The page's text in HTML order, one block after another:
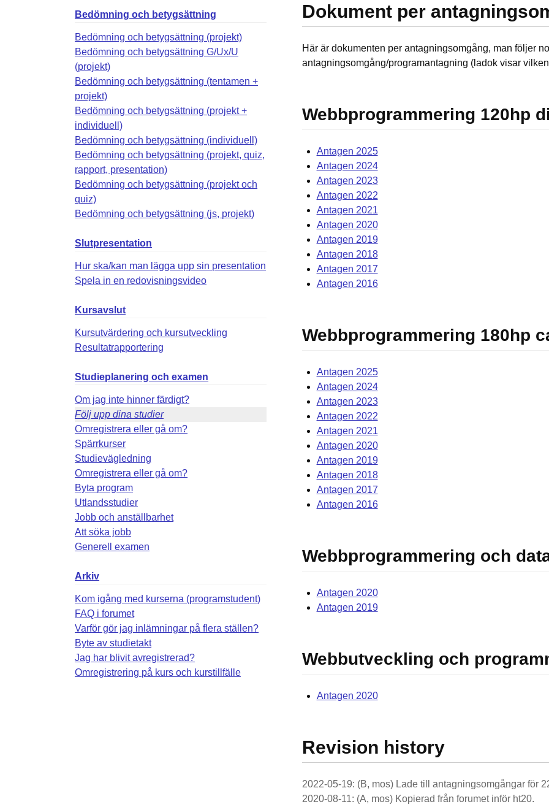
Bedömning och betygsättning
Bedömning och betygsättning (projekt)
Bedömning och betygsättning G/Ux/U
(projekt)
Bedömning och betygsättning (tentamen +
projekt)
Bedömning och betygsättning (projekt +
individuell)
Bedömning och betygsättning (individuell)
Bedömning och betygsättning (projekt, quiz,
rapport, presentation)
Bedömning och betygsättning (projekt och
quiz)
Bedömning och betygsättning (js, projekt)
Slutpresentation
Hur ska/kan man lägga upp sin presentation
Spela in en redovisningsvideo
Kursavslut
Kursutvärdering och kursutveckling
Resultatrapportering
Studieplanering och examen
Om jag inte hinner färdigt?
Följ upp dina studier
Omregistrera eller gå om?
Spärrkurser
Studievägledning
Omregistrera eller gå om?
Byta program
Utlandsstudier
Jobb och anställbarhet
Att söka jobb
Generell examen
Arkiv
Kom igång med kurserna (programstudent)
FAQ i forumet
Varför gör jag inlämningar på flera ställen?
Byte av studietakt
Jag har blivit avregistrerad?
Omregistrering på kurs och kurstillfälle
Dokument per
Här är dokumenten per antagningsomgång, man följer
antagningsomgång/programantagning (ladok visar
Webbprogrammering 120hp
Antagen 2025
Antagen 2024
Antagen 2023
Antagen 2022
Antagen 2021
Antagen 2020
Antagen 2019
Antagen 2018
Antagen 2017
Antagen 2016
Webbprogrammering 180hp
Antagen 2025
Antagen 2024
Antagen 2023
Antagen 2022
Antagen 2021
Antagen 2020
Antagen 2019
Antagen 2018
Antagen 2017
Antagen 2016
Webbprogrammering och
Antagen 2020
Antagen 2019
Webbutveckling och
Antagen 2020
Revision history
2022-05-19: (B, mos) Lade till antagningsomgångar för
2020-08-11: (A, mos) Kopierad från forumet inför ht20.